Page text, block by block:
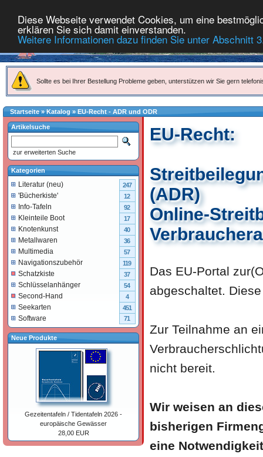
Diese Webseite verwendet Cookies, um eine
erklären Sie sich damit einverstanden.
Weitere Informationen dazu finden Sie unter Abschnitt
Sollte es bei Ihrer Bestellung Probleme geben, unterstützen wir Sie gern
Startseite»Katalog » EU-Recht - ADR und ODR
EU-Recht:
(ADR)
Online-
Das EU-Portal
abgeschaltet.
Zur Teilnahme an
nicht bereit.
Wir weisen an
bisherigen
eine
Artikelsuche
zur erweiterten Suche
Kategorien
Literatur (neu) 247
'Bücherkiste' 12
Info-Tafeln 92
Kleinteile Boot 17
Knotenkunst 40
Metallwaren 36
Multimedia 57
Navigationszubehör 119
Schatzkiste 37
Schlüsselanhänger 54
Second-Hand 4
Seekarten 451
Software 71
Neue Produkte
Gezeitentafeln / Tidentafeln 2026 -
europäische Gewässer
28,00 EUR